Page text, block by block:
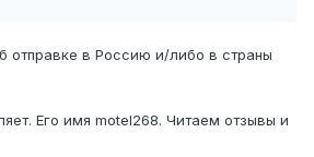
отправке в Россию и/либо в страны
Его имя mоtеl268. Читаем отзывы и